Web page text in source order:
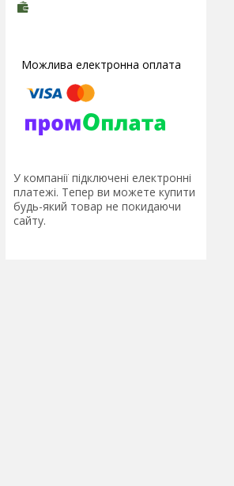
У компанії підключені електронні
платежі. Тепер ви можете купити
будь-який товар не покидаючи
сайту.